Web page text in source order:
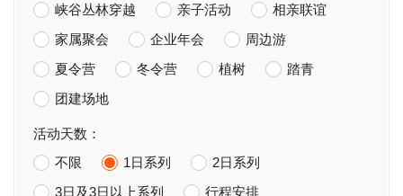
峡谷丛林穿越
亲子活动
相亲联谊
家属聚会
企业年会
周边游
夏令营
冬令营 植树
踏青
团建场地
活动天数：
不限
1日系列
2日系列
3日及3日以上系列
行程安排